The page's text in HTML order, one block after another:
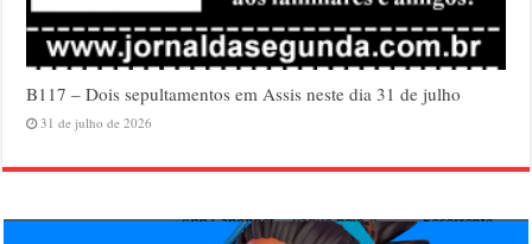
B117 – Dois sepultamentos em Assis neste dia 31 de julho
31 de julho de 2026